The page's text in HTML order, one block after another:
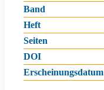
Band
Heft
Seiten
DOI
Erscheinungsdatum